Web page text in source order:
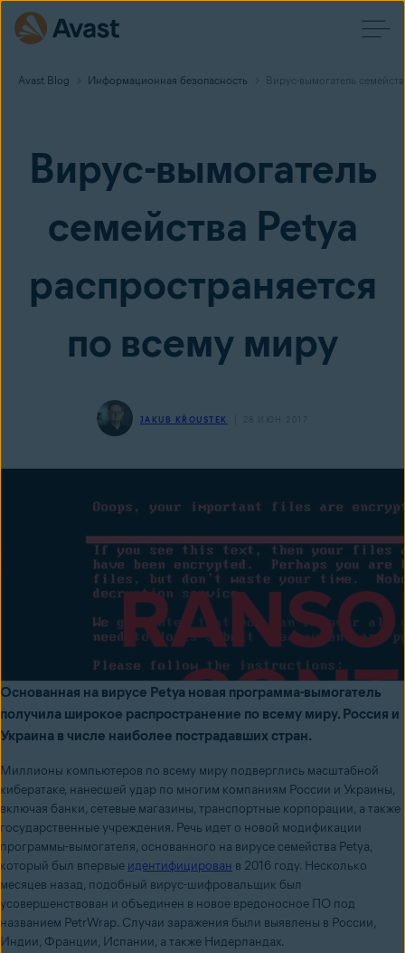
Avast Blog Информационная безопасность Вирус-вымогатель
Вирус-вымогатель
семейства Petya
распространяется
по всему миру
JAKUB KŘOUSTEK 28 ИЮН 2017
Основанная на вирусе Petya новая программа-вымогатель
получила широкое распространение по всему миру. Россия и
Украина в числе наиболее пострадавших стран.
Миллионы компьютеров по всему миру подверглись масштабной
кибератаке, нанесшей удар по многим компаниям России и Украины,
включая банки, сетевые магазины, транспортные корпорации, а также
государственные учреждения. Речь идет о новой модификации
программы-вымогателя, основанного на вирусе семейства Petya,
который был впервые идентифицирован в 2016 году. Несколько
месяцев назад, подобный вирус-шифровальщик был
усовершенствован и объединен в новое вредоносное ПО под
названием PetrWrap. Случаи заражения были выявлены в России,
Индии, Франции, Испании, а также Нидерландах.